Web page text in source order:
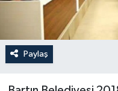
Paylaş
Tarım
Turizm